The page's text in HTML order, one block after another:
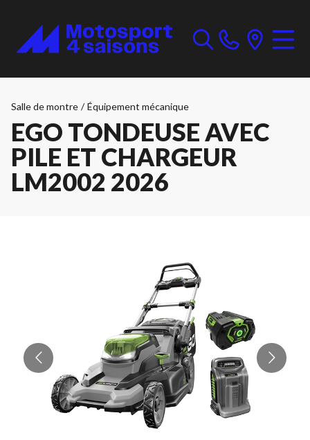
Salle de montre / Équipement mécanique
EGO TONDEUSE AVEC
PILE ET CHARGEUR
LM2002 2026